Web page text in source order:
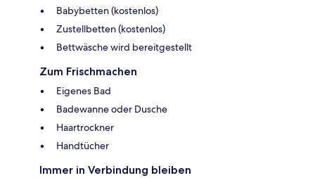
Babybetten (kostenlos)
Zustellbetten (kostenlos)
Bettwäsche wird bereitgestellt
Zum Frischmachen
Eigenes Bad
Badewanne oder Dusche
Haartrockner
Handtücher
Immer in Verbindung bleiben